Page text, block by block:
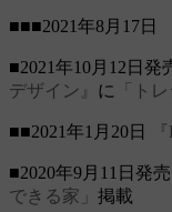
■■■2021年8月17日
■2021年10月12日発
デザイン』 に 「ト
■■2021年1月20日
■2020年9月11日発売
できる家」 掲載